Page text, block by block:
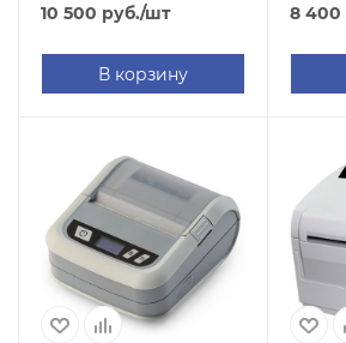
10 500 руб./шт
В корзину
8 400